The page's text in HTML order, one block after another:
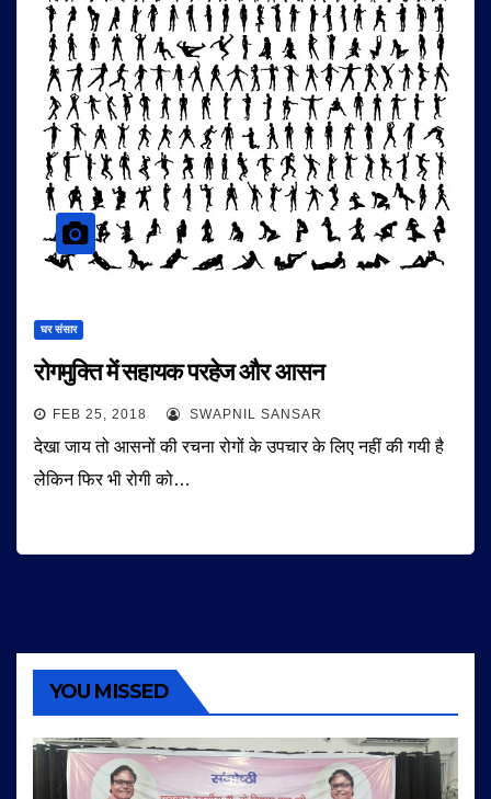
घर संसार
रोगमुक्ति में सहायक परहेज और आसन
FEB 25, 2018 SWAPNIL SANSAR
देखा जाय तो आसनों की रचना रोगों के उपचार के लिए नहीं की गयी है
लेेकिन फिर भी रोगी को…
YOU MISSED